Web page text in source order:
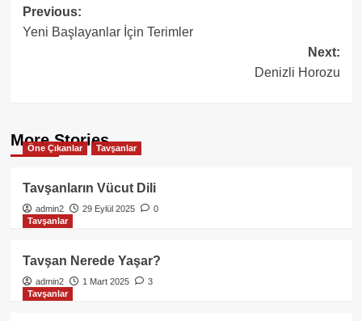
Post
navigation
Previous:
Yeni Başlayanlar İçin Terimler
Next:
Denizli Horozu
More Stories
Öne Çıkanlar Tavşanlar
Tavşanların Vücut Dili
admin2 29 Eylül 2025
0
Tavşanlar
Tavşan Nerede Yaşar?
admin2 1 Mart 2025
3
Tavşanlar